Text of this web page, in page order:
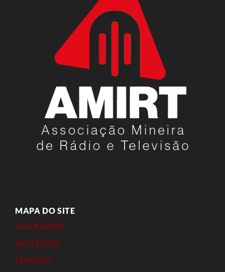
MAPA DO SITE
ASSOCIADOS
BENEFÍCIOS
CONTATO